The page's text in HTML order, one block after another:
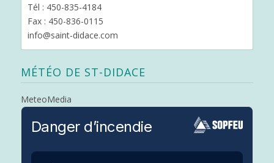
Tél : 450-835-4184
Fax : 450-836-0115
info@saint-didace.com
MÉTÉO DE ST-DIDACE
MeteoMedia
Danger d’incendie